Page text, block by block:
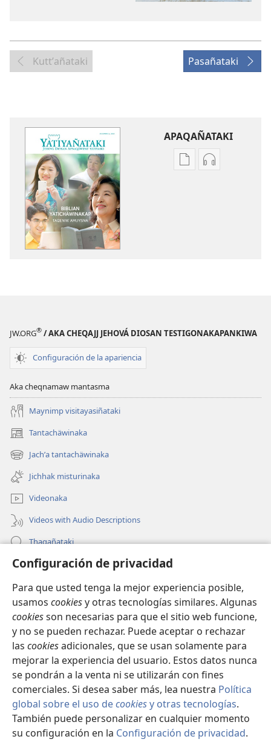
Configuración de privacidad
Para que usted tenga la mejor experiencia posible,
usamos cookiesy otras tecnologías similares. Algunas
cookiesson necesarias para que el sitio web funcione,
y no se pueden rechazar. Puede aceptar o rechazar
las cookiesadicionales, que se usan solamente para
mejorar la experiencia del usuario. Estos datos nunca
se pondrán a la venta ni se utilizarán con fines
comerciales. Si desea saber más, lea nuestra Política
global sobre el uso decookiesy otras tecnologías.
También puede personalizar en cualquier momento
su configuración en la Configuración de privacidad.
Kuttʼañataki Pasañataki
APAQAÑATAKI
Aka Aka
JW.ORG® / AKA CHEQAJJ JEHOVÁ DIOSAN TESTIGONAKAPANKIWA
Configuración de la apariencia
Aka cheqnamaw mantasma
Maynimp visitayasiñataki
Tantachäwinaka
(opens
new
window)
Jachʼa tantachäwinaka
(opens
new
window)
Jichhak misturinaka
Videonaka
Videos with Audio Descriptions
Thaqañataki
Oraqpachat yatiyäwinaka
Donacionanaka
(opens
window)INTERNETANKIR BIBLIOTECA
(opens
new
window)JW Hub ®
(opens
new
window)
Copyright© 2026 Watch Tower Bible and Tract Society of Pennsylvania.
CONDICIONES DE USO|POLÍTICA DE PRIVACIDAD|